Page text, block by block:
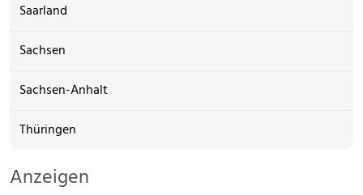
Saarland
Sachsen
Sachsen-Anhalt
Thüringen
Anzeigen